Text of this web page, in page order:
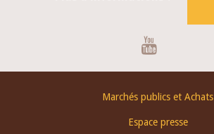
Marchés publics et Achats
Espace presse